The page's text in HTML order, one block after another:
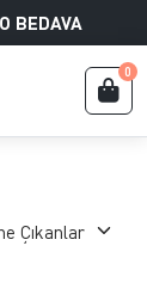
BEDAVA
0